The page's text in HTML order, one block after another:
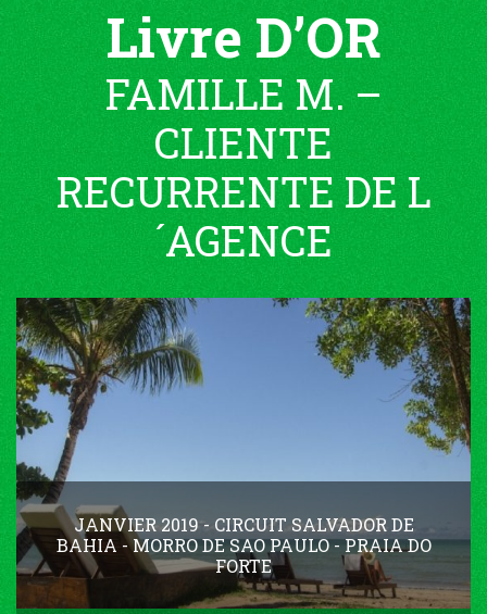
Livre D’OR
FAMILLE M. –
CLIENTE
RECURRENTE DE L
´AGENCE
JANVIER 2019 - CIRCUIT SALVADOR DE
BAHIA - MORRO DE SAO PAULO - PRAIA DO
FORTE